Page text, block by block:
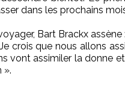
dans les prochains
Bart Brackx assène
crois que nous allons
vont assimiler la donne
».